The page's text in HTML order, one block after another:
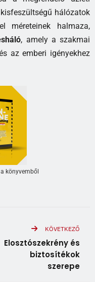
hálózatok
méreteinek halmaza,
, amely a szakmai
az emberi igényekhez
könyvemből
KÖVETKEZŐ
Elosztószekrény és
biztosítékok
szerepe